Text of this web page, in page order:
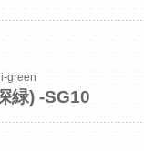
green
緑) -SG10